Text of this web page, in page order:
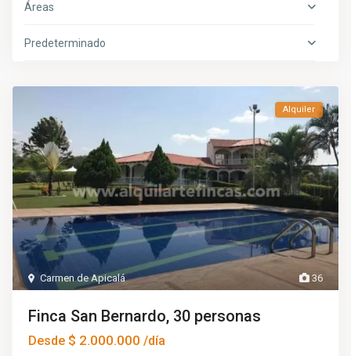
Áreas
Predeterminado
36
Carmen de Apicalá
Alquiler
Finca San Bernardo, 30 personas
Desde $ 2.000.000/día